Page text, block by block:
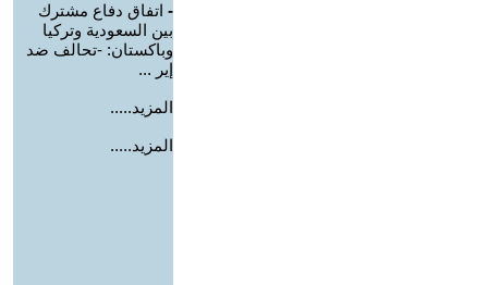
- اتفاق دفاع مشترك
بين السعودية وتركيا
وباكستان: -تحالف ضد
إير ...
المزيد.....
المزيد.....